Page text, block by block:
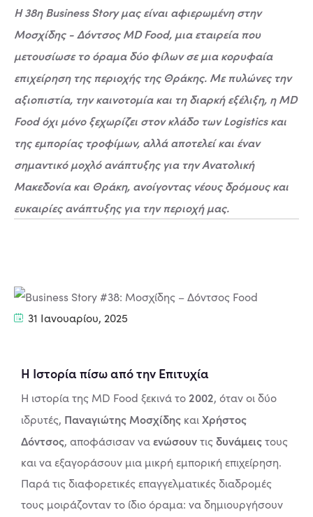
Η 38η Business Story μας είναι αφιερωμένη στην
Μοσχίδης - Δόντσος MD Food, μια εταιρεία που
μετουσίωσε το όραμα δύο φίλων σε μια κορυφαία
επιχείρηση της περιοχής της Θράκης. Με πυλώνες την
αξιοπιστία, την καινοτομία και τη διαρκή εξέλιξη, η MD
Food όχι μόνο ξεχωρίζει στον κλάδο των Logistics και
της εμπορίας τροφίμων, αλλά αποτελεί και έναν
σημαντικό μοχλό ανάπτυξης για την Ανατολική
Μακεδονία και Θράκη, ανοίγοντας νέους δρόμους και
ευκαιρίες ανάπτυξης για την περιοχή μας.
31 Ιανουαρίου, 2025
Η Ιστορία πίσω από την Επιτυχία
Η ιστορία της MD Food ξεκινά το2002, όταν οι δύο
ιδρυτές, Παναγιώτης Μοσχίδης καιΧρήστος
Δόντσος, αποφάσισαν ναενώσουντιςδυνάμειςτους
και να εξαγοράσουν μια μικρή εμπορική επιχείρηση.
Παρά τις διαφορετικές επαγγελματικές διαδρομές
τους μοιράζονταν το ίδιο όραμα: να δημιουργήσουν